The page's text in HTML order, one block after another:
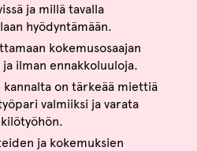
ja millä tavalla
hyödyntämään.
kokemusosaajan
ilman ennakkoluuloja.
kannalta on tärkeää miettiä
valmiiksi ja varata
ja kokemuksien